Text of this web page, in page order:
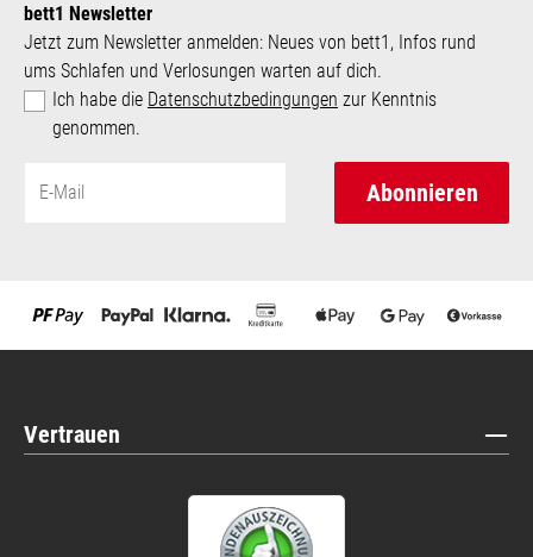
bett1 Newsletter
Jetzt zum Newsletter anmelden: Neues von bett1, Infos rund
ums Schlafen und Verlosungen warten auf dich.
Ich habe die Datenschutzbedingungen zur Kenntnis
genommen.
Abonnieren
Vertrauen